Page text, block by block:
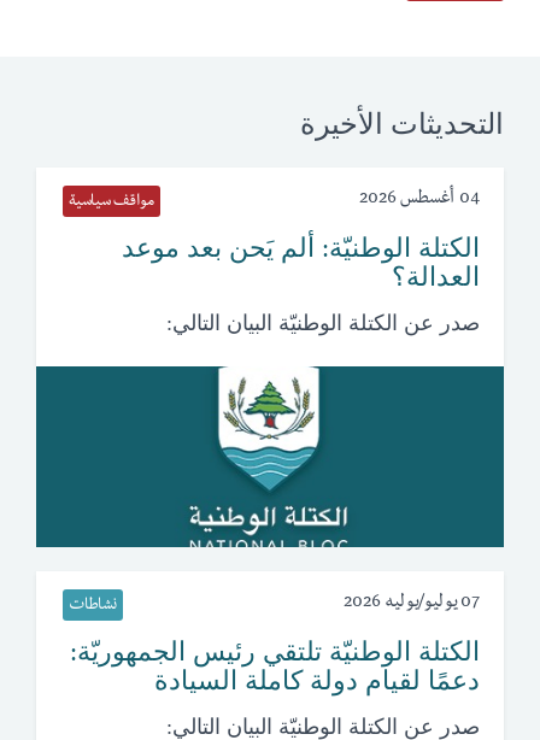
التحديثات الأخيرة
04 أغسطس 2026 مواقف سياسية
الكتلة الوطنيّة: ألم يَحن بعد موعد
العدالة؟
صدر عن الكتلة الوطنيّة البيان التالي:
07 يوليو/يوليه 2026 نشاطات
الكتلة الوطنيّة تلتقي رئيس الجمهوريّة:
دعمًا لقيام دولة كاملة السيادة
صدر عن الكتلة الوطنيّة البيان التالي: